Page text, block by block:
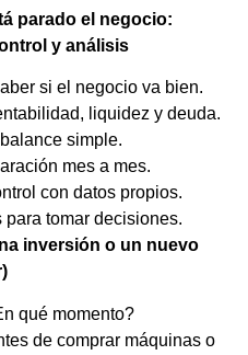
parado el negocio:
y análisis
si el negocio va bien.
liquidez y deuda.
simple.
mes a mes.
con datos propios.
tomar decisiones.
inversión o un nuevo
qué momento?
de comprar máquinas o